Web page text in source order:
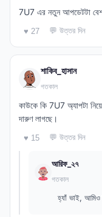
7U7 এর নতুন আপডেটটা
♥ 27 💬 উত্তর দিন
শাকিব_হাসান
গতকাল
কাউকে কি 7U7 অ্যাপটা
দারুণ লাগছে।
♥ 15 💬 উত্তর দিন
আরিফ_২৭
গতকাল
হ্যাঁ ভাই, আমিও